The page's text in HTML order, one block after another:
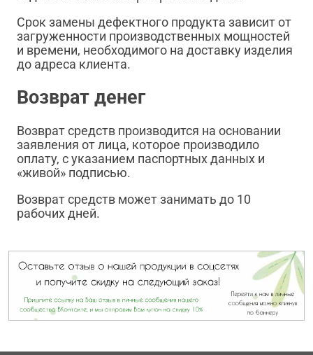
Срок замены дефектного продукта зависит от
загруженности производственных мощностей
и времени, необходимого на доставку изделия
до адреса клиента.
Возврат денег
Возврат средств производится на основании
заявления от лица, которое производило
оплату, с указанием паспортных данных и
«живой» подписью.
Возврат средств может занимать до 10
рабочих дней.